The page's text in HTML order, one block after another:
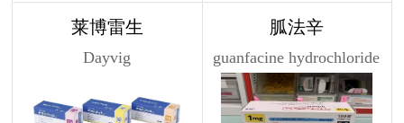
莱博雷生
Dayvig
胍法辛
guanfacine hydrochloride